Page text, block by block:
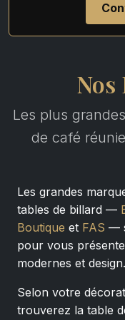
Nos
Les plus
de café
Les grandes
tables de billard —
Boutique et FAS —
pour vous
modernes et design.
Selon votre
trouverez la table